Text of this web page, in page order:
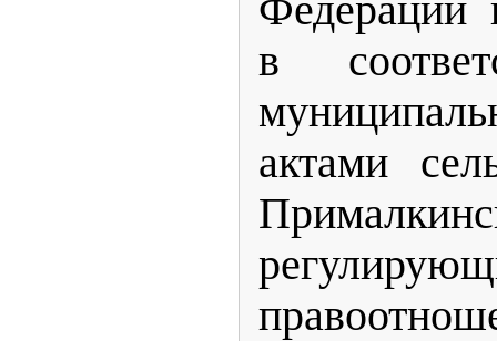
в
актами